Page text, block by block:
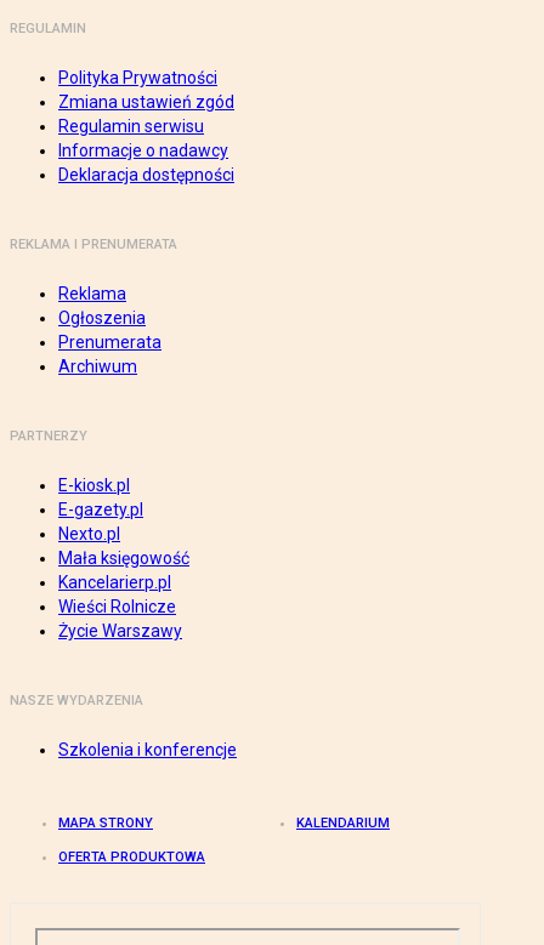
REGULAMIN
Polityka Prywatności
Zmiana ustawień zgód
Regulamin serwisu
Informacje o nadawcy
Deklaracja dostępności
REKLAMA I PRENUMERATA
Reklama
Ogłoszenia
Prenumerata
Archiwum
PARTNERZY
E-kiosk.pl
E-gazety.pl
Nexto.pl
Mała księgowość
Kancelarierp.pl
Wieści Rolnicze
Życie Warszawy
NASZE WYDARZENIA
Szkolenia i konferencje
MAPA STRONY KALENDARIUM
OFERTA PRODUKTOWA